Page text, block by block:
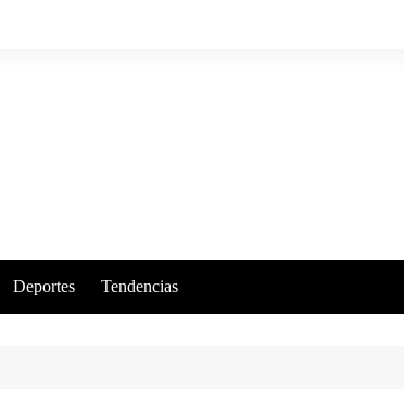
Deportes Tendencias